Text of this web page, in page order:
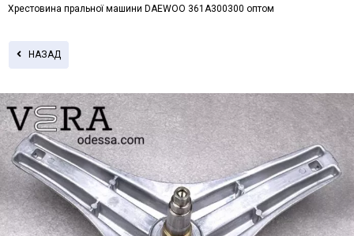
Хрестовина пральної машини DAEWOO 361А300300 оптом
НАЗАД